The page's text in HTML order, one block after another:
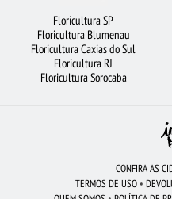
Floricultura SP
Floricultura Blumenau
Floricultura Caxias do Sul
Floricultura RJ
Floricultura Sorocaba
CONFIRA AS
TERMOS DE USO •